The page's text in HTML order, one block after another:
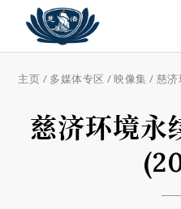
主页 / 多媒体专区 /映像集 / 慈济
慈济环境永